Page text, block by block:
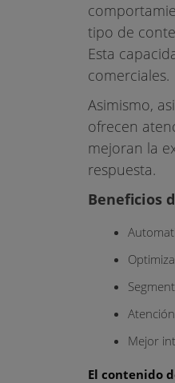
tipo de
Esta
comerciales.
Asimismo,
ofrecen
mejoran la
respuesta.
Beneficios
Mejor
El contenido